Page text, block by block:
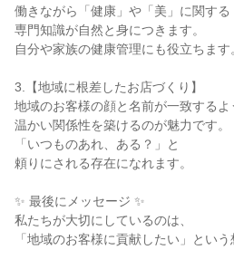
働きながら「健康」や「美」に関する
専門知識が自然と身につきます。
自分や家族の健康管理にも役立ちます
3.【地域に根差したお店づくり】
地域のお客様の顔と名前が一致するよ
温かい関係性を築けるのが魅力です。
「いつものあれ、ある？」と
頼りにされる存在になれます。
✨ 最後にメッセージ ✨
私たちが大切にしているのは、
「地域のお客様に貢献したい」という